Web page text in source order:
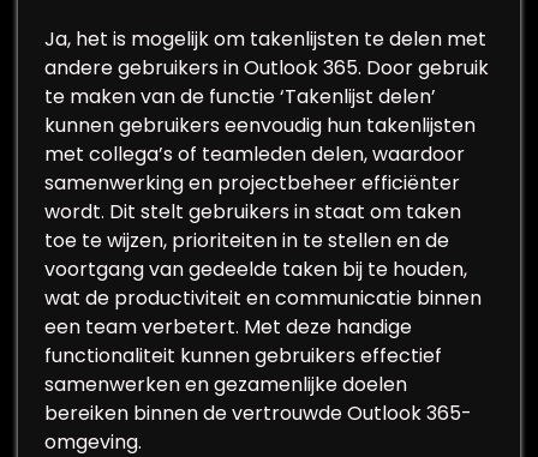
Ja, het is mogelijk om takenlijsten te delen met
andere gebruikers in Outlook 365. Door gebruik
te maken van de functie ‘Takenlijst delen’
kunnen gebruikers eenvoudig hun takenlijsten
met collega’s of teamleden delen, waardoor
samenwerking en projectbeheer efficiënter
wordt. Dit stelt gebruikers in staat om taken
toe te wijzen, prioriteiten in te stellen en de
voortgang van gedeelde taken bij te houden,
wat de productiviteit en communicatie binnen
een team verbetert. Met deze handige
functionaliteit kunnen gebruikers effectief
samenwerken en gezamenlijke doelen
bereiken binnen de vertrouwde Outlook 365-
omgeving.